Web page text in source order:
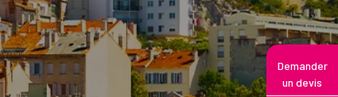
Demander
un devis